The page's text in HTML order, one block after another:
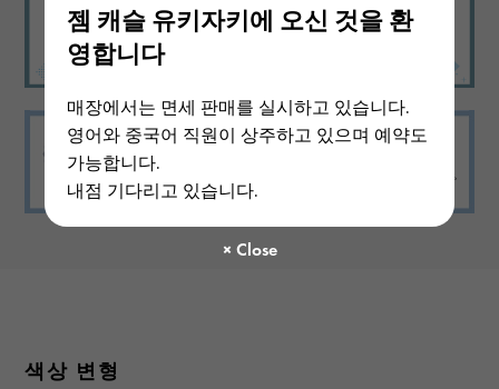
젬 캐슬 유키자키에 오신 것을 환
영합니다
매장에서는 면세 판매를 실시하고 있습니다.
영어와 중국어 직원이 상주하고 있으며 예약도
가능합니다.
내점 기다리고 있습니다.
색상 변형